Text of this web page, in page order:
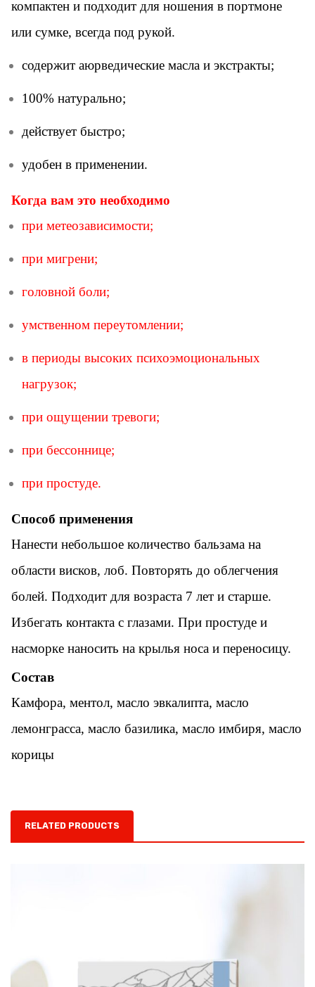
компактен и подходит для ношения в портмоне
или сумке, всегда под рукой.
содержит аюрведические масла и экстракты;
100% натурально;
действует быстро;
удобен в применении.
Когда вам это необходимо
при метеозависимости;
при мигрени;
головной боли;
умственном переутомлении;
в периоды высоких психоэмоциональных
нагрузок;
при ощущении тревоги;
при бессоннице;
при простуде.
Способ применения
Нанести небольшое количество бальзама на
области висков, лоб. Повторять до облегчения
болей. Подходит для возраста 7 лет и старше.
Избегать контакта с глазами. При простуде и
насморке наносить на крылья носа и переносицу.
Состав
Камфора, ментол, масло эвкалипта, масло
лемонграсса, масло базилика, масло имбиря, масло
корицы
RELATED PRODUCTS